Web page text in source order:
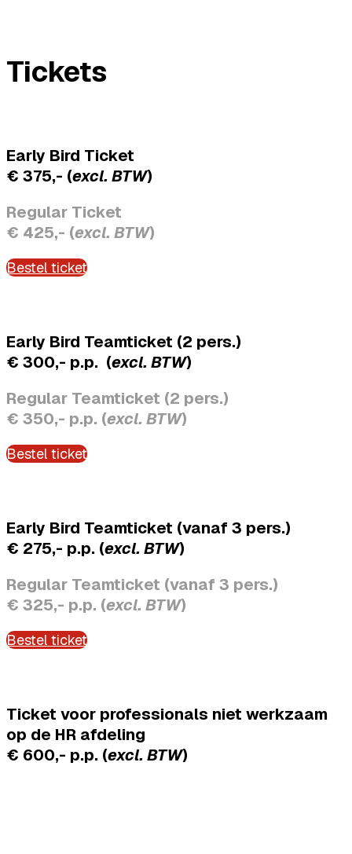
Tickets
Early Bird Ticket
€ 375,- (excl. BTW)
Regular Ticket
€ 425,- (excl. BTW)
Bestel ticket
Early Bird Teamticket (2 pers.)
€ 300,- p.p. (excl. BTW)
Regular Teamticket (2 pers.)
€ 350,- p.p. (excl. BTW)
Bestel ticket
Early Bird Teamticket (vanaf 3 pers.)
€ 275,- p.p. (excl. BTW)
Regular Teamticket (vanaf 3 pers.)
€ 325,- p.p. (excl. BTW)
Bestel ticket
Ticket voor professionals niet werkzaam
op de HR afdeling
€ 600,- p.p. (excl. BTW)